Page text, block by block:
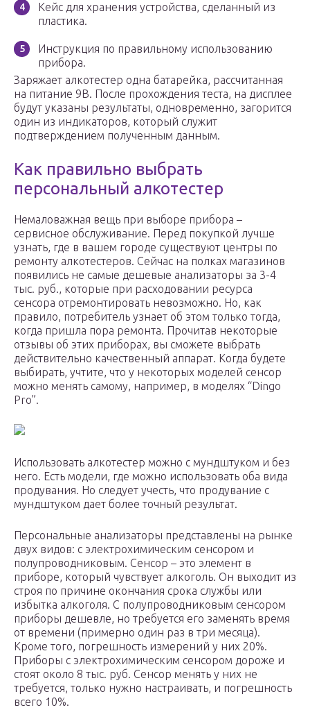
Кейс для хранения устройства, сделанный из
пластика.
Инструкция по правильному использованию
прибора.
Заряжает алкотестер одна батарейка, рассчитанная
на питание 9В. После прохождения теста, на дисплее
будут указаны результаты, одновременно, загорится
один из индикаторов, который служит
подтверждением полученным данным.
Как правильно выбрать
персональный алкотестер
Немаловажная вещь при выборе прибора –
сервисное обслуживание. Перед покупкой лучше
узнать, где в вашем городе существуют центры по
ремонту алкотестеров. Сейчас на полках магазинов
появились не самые дешевые анализаторы за 3-4
тыс. руб., которые при расходовании ресурса
сенсора отремонтировать невозможно. Но, как
правило, потребитель узнает об этом только тогда,
когда пришла пора ремонта. Прочитав некоторые
отзывы об этих приборах, вы сможете выбрать
действительно качественный аппарат. Когда будете
выбирать, учтите, что у некоторых моделей сенсор
можно менять самому, например, в моделях “Dingo
Pro”.
Использовать алкотестер можно с мундштуком и без
него. Есть модели, где можно использовать оба вида
продувания. Но следует учесть, что продувание с
мундштуком дает более точный результат.
Персональные анализаторы представлены на рынке
двух видов: с электрохимическим сенсором и
полупроводниковым. Сенсор – это элемент в
приборе, который чувствует алкоголь. Он выходит из
строя по причине окончания срока службы или
избытка алкоголя. С полупроводниковым сенсором
приборы дешевле, но требуется его заменять время
от времени (примерно один раз в три месяца).
Кроме того, погрешность измерений у них 20%.
Приборы с электрохимическим сенсором дороже и
стоят около 8 тыс. руб. Сенсор менять у них не
требуется, только нужно настраивать, и погрешность
всего 10%.